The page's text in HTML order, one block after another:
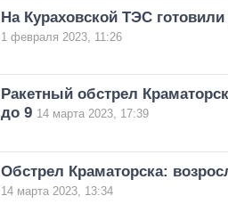
На Кураховской ТЭС
1 февраля 2023, 11:26
Ракетный обстрел
до 9 14 марта 2023, 17:39
Обстрел Краматорска:
14 марта 2023, 13:34